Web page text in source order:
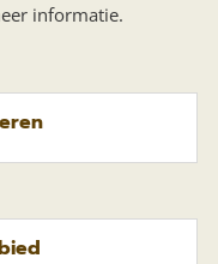
informatie.